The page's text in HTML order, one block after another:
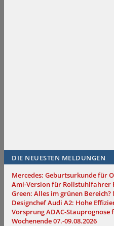
DIE NEUESTEN MELDUNGEN
Mercedes: Geburtsurkunde für
Ami-Version für Rollstuhlfahrer
Green: Alles im grünen Bereich?
DesignchefAudi A2: Hohe
VorsprungADAC-Stauprognose
Wochenende 07.-09.08.2026